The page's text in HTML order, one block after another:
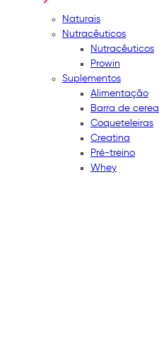
Naturais
Nutracêuticos
Nutracêuticos
Prowin
Suplementos
Alimentação
Barra de cereal
Coqueteleiras
Creatina
Pré-treino
Whey